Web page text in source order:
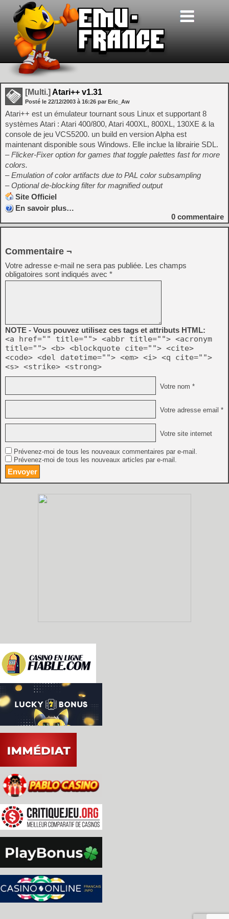
[Multi.] Atari++ v1.31
Posté le 22/12/2003 à 16:26 par Eric_Aw
Atari++ est un émulateur tournant sous Linux et supportant 8
systèmes Atari : Atari 400/800, Atari 400XL, 800XL, 130XE & la
console de jeu VCS5200. un build en version Alpha est
maintenant disponible sous Windows. Elle inclue la librairie SDL.
– Flicker-Fixer option for games that toggle palettes fast for more
colors.
– Emulation of color artifacts due to PAL color subsampling
– Optional de-blocking filter for magnified output
Site Officiel
En savoir plus…
0 commentaire
Commentaire ¬
Votre adresse e-mail ne sera pas publiée. Les champs
obligatoires sont indiqués avec *
NOTE - Vous pouvez utilisez ces tags et attributs HTML:
<a href="" title=""> <abbr title=""> <acronym
title=""> <b> <blockquote cite=""> <cite>
<code> <del datetime=""> <em> <i> <q cite="">
<s> <strike> <strong>
Votre nom *
Votre adresse email *
Votre site internet
Prévenez-moi de tous les nouveaux commentaires par e-mail.
Prévenez-moi de tous les nouveaux articles par e-mail.